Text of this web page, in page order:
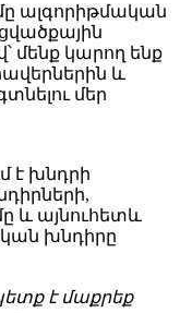
ալգորիթմական
մենք կարող ենք
և
մեր
է խնդրի
և այնուհետև
խնդիրը
է մաքրեք